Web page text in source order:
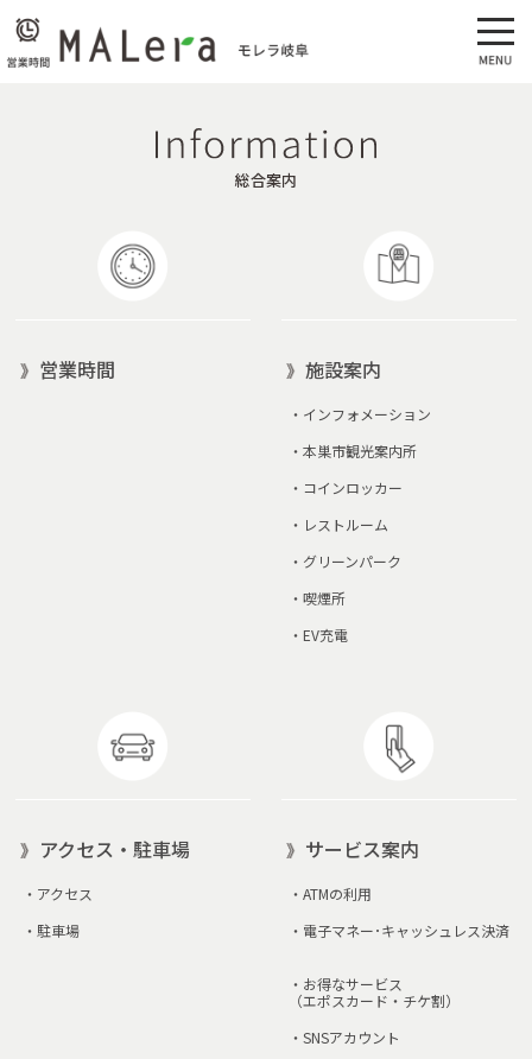
総合案内
営業時間 施設案内
・ インフォメーション
・本巣市観光案内所
・ コインロッカー
・ レストルーム
・ グリーンパーク
・喫煙所
・EV充電
アクセス・駐車場
・ アクセス
・ 駐車場
サービス案内
・ATMの利用
・ 電子マネー･キャッシュレス決済
・ お得なサービス
（エポスカード・チケ割）
・SNSアカウント